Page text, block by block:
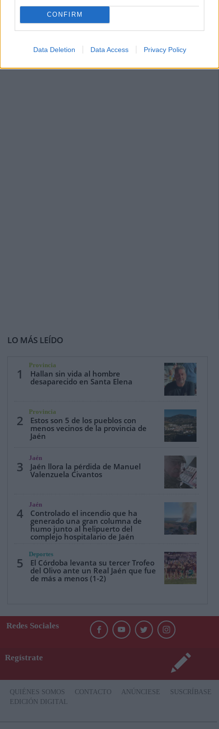
CONFIRM
Data Deletion Data Access Privacy Policy
LO MÁS LEÍDO
1
Provincia
Hallan sin vida al hombre
desaparecido en Santa Elena
2
Provincia
Estos son 5 de los pueblos con
menos vecinos de la provincia de
Jaén
3
Jaén
Jaén llora la pérdida de Manuel
Valenzuela Civantos
4
Jaén
Controlado el incendio que ha
generado una gran columna de
humo junto al helipuerto del
complejo hospitalario de Jaén
5
Deportes
El Córdoba levanta su tercer Trofeo
del Olivo ante un Real Jaén que fue
de más a menos (1-2)
Redes Sociales
Regístrate
QUIÉNES SOMOS CONTACTO ANÚNCIESE
SUSCRÍBASE
EDICIÓN DIGITAL